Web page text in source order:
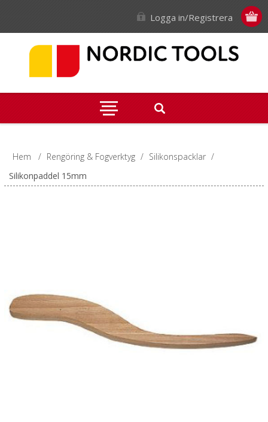
Logga in/Registrera
Hem / Rengöring & Fogverktyg / Silikonspacklar /
Silikonpaddel 15mm